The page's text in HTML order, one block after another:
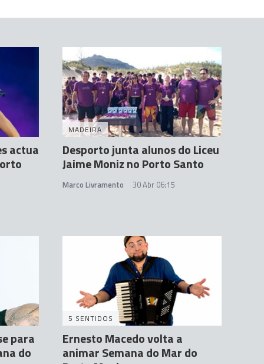
actua
MADEIRA
Desporto junta alunos do Liceu
Jaime Moniz no Porto Santo
Marco Livramento 30 Abr 06:15
para
do
5 SENTIDOS
Ernesto Macedo volta a
animar Semana do Mar do